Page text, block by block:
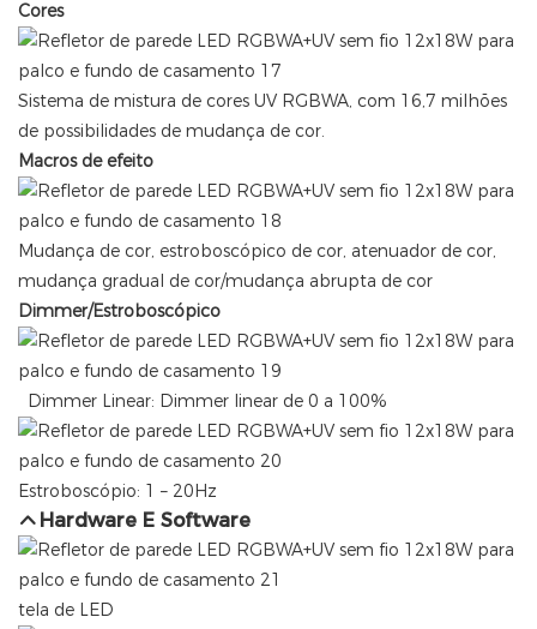
Cores
Sistema de mistura de cores UV RGBWA, com 16,7 milhões
de possibilidades de mudança de cor.
Macros de efeito
Mudança de cor, estroboscópico de cor, atenuador de cor,
mudança gradual de cor/mudança abrupta de cor
Dimmer/Estroboscópico
Dimmer Linear: Dimmer linear de 0 a 100%
Estroboscópio: 1 – 20Hz
Hardware E Software
tela de LED